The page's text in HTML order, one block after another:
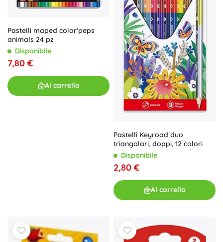
Pastelli maped color'peps
animals 24 pz
Disponibile
7,80 €
Al carrello
Pastelli Keyroad duo
triangolari, doppi, 12 colori
Disponibile
2,80 €
Al carrello